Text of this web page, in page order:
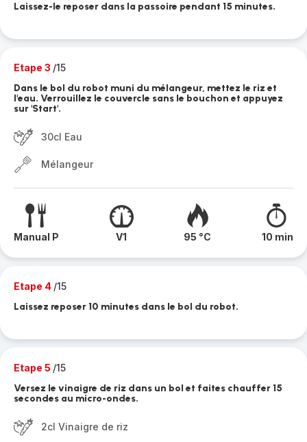
Laissez-le reposer dans la passoire pendant 15 minutes.
Etape 3 /15
Dans le bol du robot muni du mélangeur, mettez le riz et
l'eau. Verrouillez le couvercle sans le bouchon et appuyez
sur 'Start'.
30cl Eau
Mélangeur
Manual P V1 95 °C 10 min
Etape 4 /15
Laissez reposer 10 minutes dans le bol du robot.
Etape 5 /15
Versez le vinaigre de riz dans un bol et faites chauffer 15
secondes au micro-ondes.
2cl Vinaigre de riz